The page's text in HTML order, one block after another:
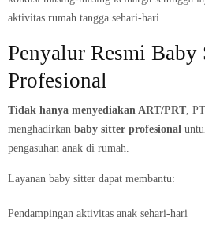
aktivitas rumah tangga sehari-hari.
Penyalur Resmi Baby
Profesional
Tidak hanya menyediakan ART/PRT ,
menghadirkan baby sitter profesional
pengasuhan anak di rumah.
Layanan baby sitter dapat membantu:
Pendampingan aktivitas anak sehari-hari